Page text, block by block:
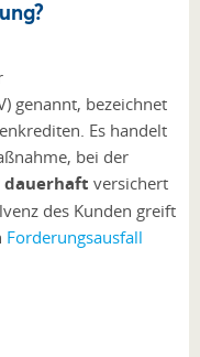
genannt, bezeichnet
Es handelt
bei der
dauerhaft versichert
des Kunden greift
Forderungsausfall